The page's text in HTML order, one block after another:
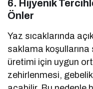
6. Hijyenik
Önler
Yaz sıcaklarında
saklama
üretimi için uygun
zehirlenmesi,